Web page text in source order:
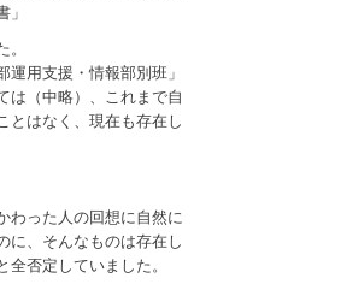
」
。
運用支援・情報部別班」
は（中略）、これまで自
とはなく、現在も存在し
わった人の回想に自然に
に、そんなものは存在し
全否定していました。